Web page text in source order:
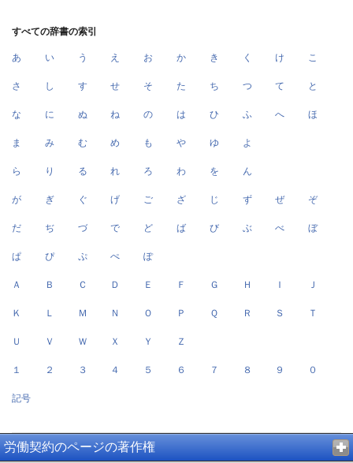
すべての辞書の索引
あ い う え お か き く け こ
さ し す せ そ た ち つ て と
な に ぬ ね の は ひ ふ へ ほ
ま み む め も や ゆ よ
ら り る れ ろ わ を ん
が ぎ ぐ げ ご ざ じ ず ぜ ぞ
だ ぢ づ で ど ば び ぶ べ ぼ
ぱ ぴ ぷ ぺ ぽ
Ａ Ｂ Ｃ Ｄ Ｅ Ｆ Ｇ Ｈ Ｉ Ｊ
Ｋ Ｌ Ｍ Ｎ Ｏ Ｐ Ｑ Ｒ Ｓ Ｔ
Ｕ Ｖ Ｗ Ｘ Ｙ Ｚ
１ ２ ３ ４ ５ ６ ７ ８ ９ ０
記号
労働契約のページの著作権